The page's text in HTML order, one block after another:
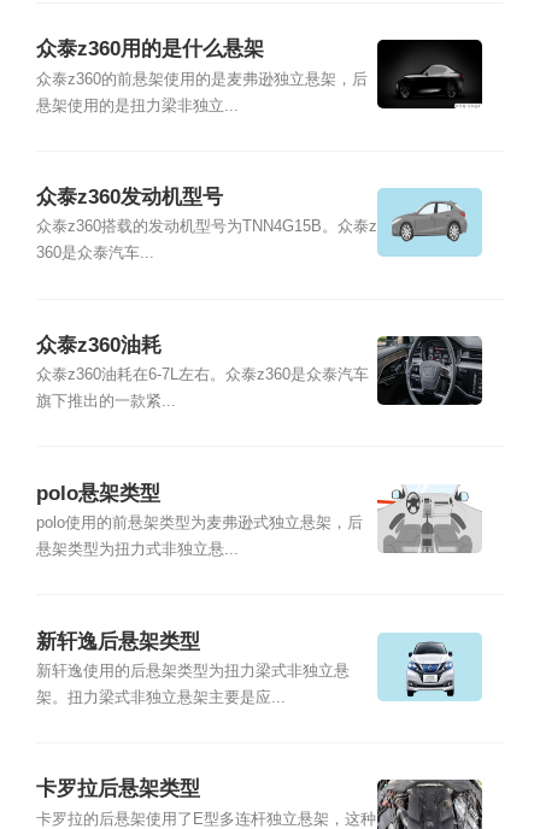
众泰z360用的是什么悬架
众泰z360的前悬架使用的是麦弗逊独立悬架，后
悬架使用的是扭力梁非独立...
众泰z360发动机型号
众泰z360搭载的发动机型号为TNN4G15B。众泰z
360是众泰汽车...
众泰z360油耗
众泰z360油耗在6-7L左右。众泰z360是众泰汽车
旗下推出的一款紧...
polo悬架类型
polo使用的前悬架类型为麦弗逊式独立悬架，后
悬架类型为扭力式非独立悬...
新轩逸后悬架类型
新轩逸使用的后悬架类型为扭力梁式非独立悬
架。扭力梁式非独立悬架主要是应...
卡罗拉后悬架类型
卡罗拉的后悬架使用了E型多连杆独立悬架，这种